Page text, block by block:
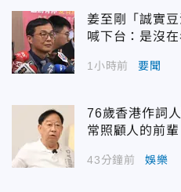
姜至剛「誠實
喊下台：是沒在
1小時前 要聞
76歲香港作詞
常照顧人的前輩
43分鐘前 娛樂